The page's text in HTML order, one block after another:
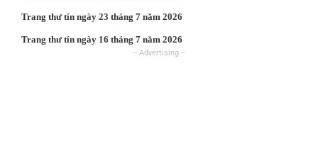
Trang thư tín ngày 23 tháng 7 năm 2026
Trang thư tín ngày 16 tháng 7 năm 2026